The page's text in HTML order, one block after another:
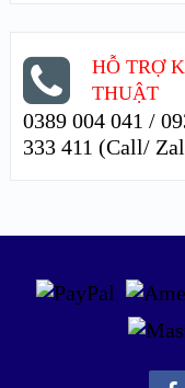
HỖ TRỢ
THUẬT
0389 004 041 /
333 411 (Call/